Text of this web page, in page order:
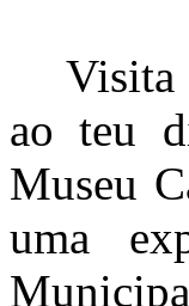
Visita
ao teu
Museu
uma